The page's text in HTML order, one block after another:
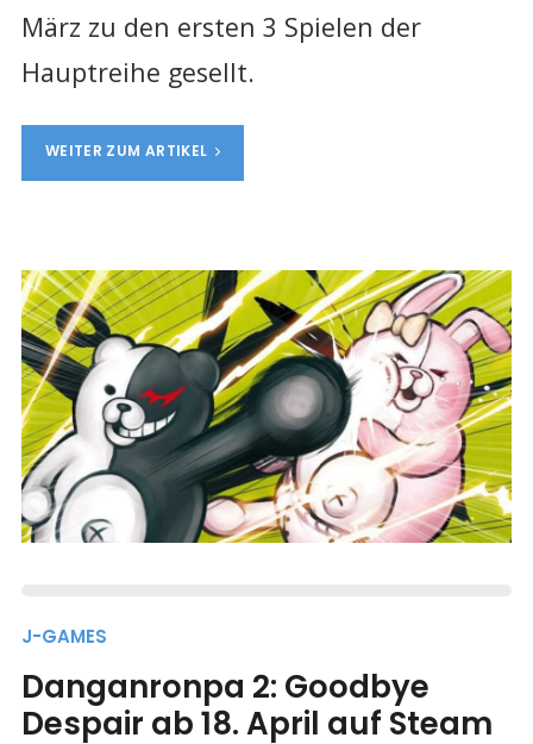
März zu den ersten 3 Spielen der
Hauptreihe gesellt.
WEITER ZUM ARTIKEL
J-GAMES
Danganronpa 2: Goodbye
Despair ab 18. April auf Steam